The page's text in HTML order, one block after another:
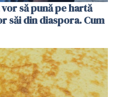
să pună pe hartă
săi din diaspora. Cum